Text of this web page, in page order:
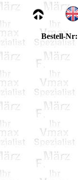
Bestell-Nr: